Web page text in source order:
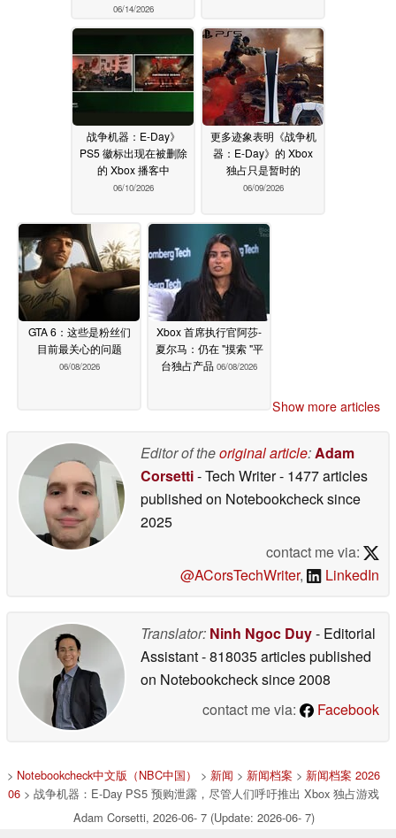
06/14/2026
战争机器：E-Day》
PS5 徽标出现在被删除
的 Xbox 播客中
06/10/2026
更多迹象表明《战争机
器：E-Day》的 Xbox
独占只是暂时的
06/09/2026
GTA 6：这些是粉丝们
目前最关心的问题
06/08/2026
Xbox 首席执行官阿莎-
夏尔马：仍在 "摸索 "平
台独占产品 06/08/2026
Show more articles
Editor of theoriginal article:Adam
Corsetti- Tech Writer- 1477 articles
published on Notebookchecksince
2025
contact me via:
@ACorsTechWriter, LinkedIn
Translator: Ninh Ngoc Duy- Editorial
Assistant- 818035 articles published
on Notebookchecksince 2008
contact me via:
Facebook
> Notebookcheck中文版（NBC中国） > 新闻 > 新闻档案 > 新闻档案 2026
06 > 战争机器：E-Day PS5 预购泄露，尽管人们呼吁推出 Xbox 独占游戏
Adam Corsetti, 2026-06- 7 (Update: 2026-06- 7)